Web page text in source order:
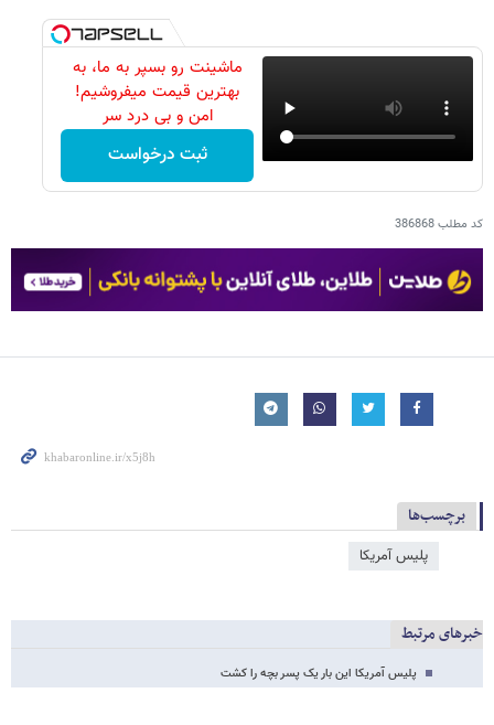
ماشینت رو بسپر به ما، به
بهترین قیمت میفروشیم!
امن و بی درد سر
ثبت درخواست
کد مطلب386868
برچسب‌ها
پلیس آمریکا
خبرهای مرتبط
پلیس آمریکا این بار یک پسر بچه را کشت